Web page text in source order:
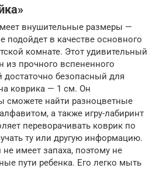
внушительные размеры —
подойдет в качестве основного
комнате. Этот удивительный
из прочного вспененного
достаточно безопасный для
коврика — 1 см. Он
сможете найти разноцветные
а также игру-лабиринт
переворачивать коврик по
ту или другую информацию.
имеет запаха, поэтому не
пути ребенка. Его легко мыть